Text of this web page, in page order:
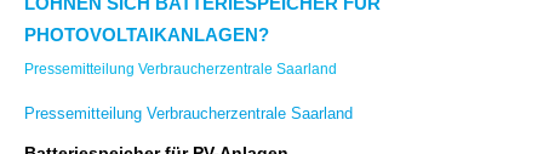
PHOTOVOLTAIKANLAGEN?
Pressemitteilung Verbraucherzentrale Saarland
Pressemitteilung Verbraucherzentrale Saarland